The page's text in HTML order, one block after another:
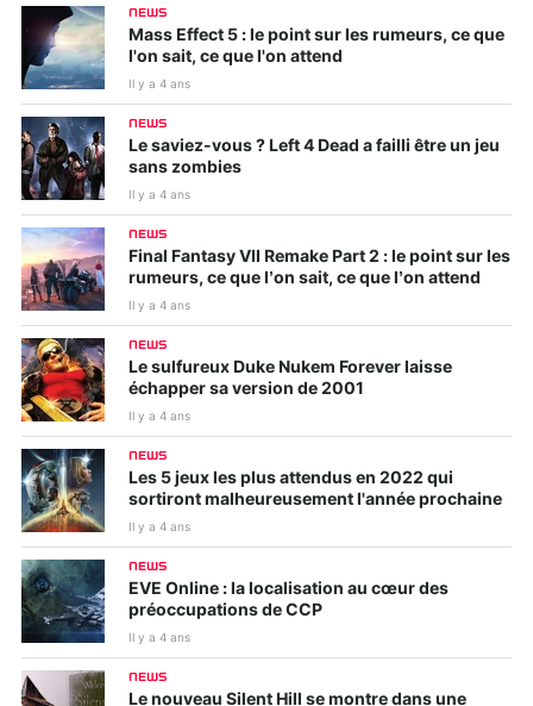
NEWS
Mass Effect 5 : le point sur les rumeurs, ce que
l'on sait, ce que l'on attend
Il y a 4 ans
NEWS
Le saviez-vous ? Left 4 Dead a failli être un jeu
sans zombies
Il y a 4 ans
NEWS
Final Fantasy VII Remake Part 2 : le point sur les
rumeurs, ce que l’on sait, ce que l’on attend
Il y a 4 ans
NEWS
Le sulfureux Duke Nukem Forever laisse
échapper sa version de 2001
Il y a 4 ans
NEWS
Les 5 jeux les plus attendus en 2022 qui
sortiront malheureusement l'année prochaine
Il y a 4 ans
NEWS
EVE Online : la localisation au cœur des
préoccupations de CCP
Il y a 4 ans
NEWS
Le nouveau Silent Hill se montre dans une